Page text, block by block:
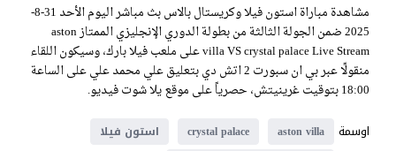
مشاهدة مباراة استون فيلا وكريستال بالاس بث مباشر اليوم الأحد 31-8-
2025 ضمن الجولة الثالثة من بطولة الدوري الإنجليزي الممتاز aston
villa VS crystal palace Live Stream على ملعب فيلا بارك، وسيكون اللقاء
منقولًا عبر بي ان سبورت 2 اتش دي بتعليق علي محمد علي على الساعة
18:00 بتوقيت غرينيتش، حصرياً على موقع يلا شوت فيديو.
اوسمة
aston villa
crystal palace
استون فيلا